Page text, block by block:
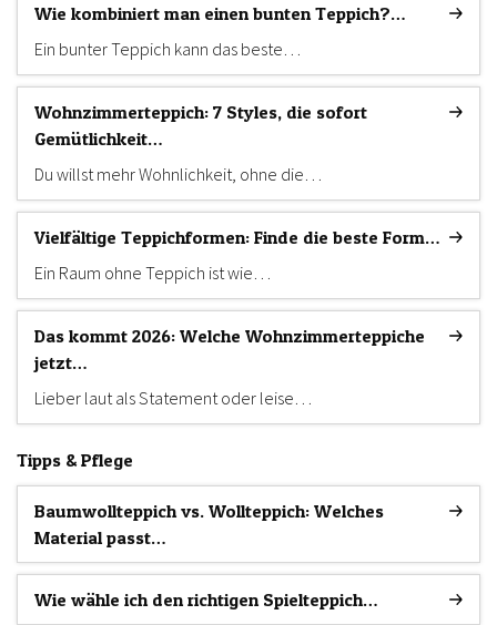
Wie kombiniert man einen bunten Teppich?…
Ein bunter Teppich kann das beste…
Wohnzimmerteppich: 7 Styles, die sofort
Gemütlichkeit…
Du willst mehr Wohnlichkeit, ohne die…
Vielfältige Teppichformen: Finde die beste Form…
Ein Raum ohne Teppich ist wie…
Das kommt 2026: Welche Wohnzimmerteppiche
jetzt…
Lieber laut als Statement oder leise…
Tipps & Pflege
Baumwollteppich vs. Wollteppich: Welches
Material passt…
Wie wähle ich den richtigen Spielteppich…